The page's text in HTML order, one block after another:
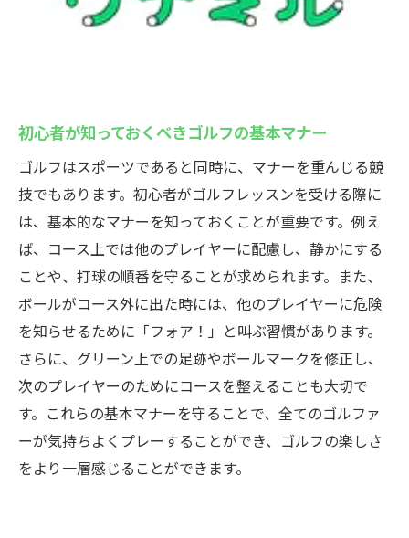
初心者が知っておくべきゴルフの基本マナー
ゴルフはスポーツであると同時に、マナーを重んじる競
技でもあります。初心者がゴルフレッスンを受ける際に
は、基本的なマナーを知っておくことが重要です。例え
ば、コース上では他のプレイヤーに配慮し、静かにする
ことや、打球の順番を守ることが求められます。また、
ボールがコース外に出た時には、他のプレイヤーに危険
を知らせるために「フォア！」と叫ぶ習慣があります。
さらに、グリーン上での足跡やボールマークを修正し、
次のプレイヤーのためにコースを整えることも大切で
す。これらの基本マナーを守ることで、全てのゴルファ
ーが気持ちよくプレーすることができ、ゴルフの楽しさ
をより一層感じることができます。